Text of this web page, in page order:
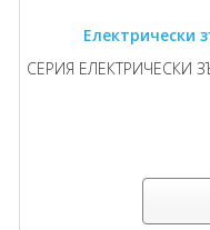
Електрически
СЕРИЯ ЕЛЕКТРИЧЕСКИ